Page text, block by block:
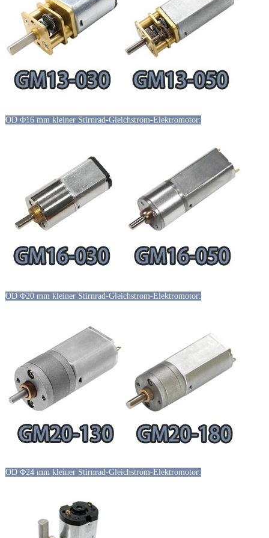
OD Φ16 mm kleiner Stirnrad-Gleichstrom-Elektromotor:
OD Φ20 mm kleiner Stirnrad-Gleichstrom-Elektromotor:
OD Φ24 mm kleiner Stirnrad-Gleichstrom-Elektromotor: